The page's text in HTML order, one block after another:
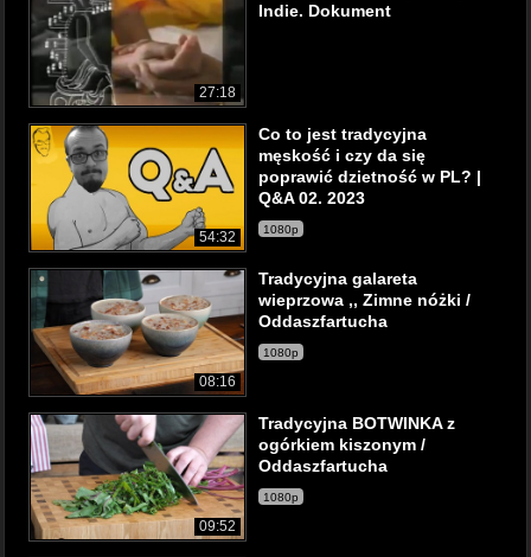
27:18
Indie. Dokument
54:32
Co to jest tradycyjna
męskość i czy da się
poprawić dzietność w PL? |
Q&A 02. 2023
1080p
08:16
Tradycyjna galareta
wieprzowa ,, Zimne nóżki /
Oddaszfartucha
1080p
09:52
Tradycyjna BOTWINKA z
ogórkiem kiszonym /
Oddaszfartucha
1080p